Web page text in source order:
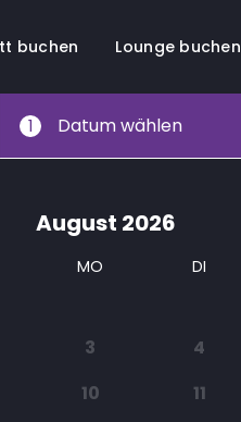
buchen Lounge buchen
1 Datum wählen
August 2026
MO DI
3
4
10
11